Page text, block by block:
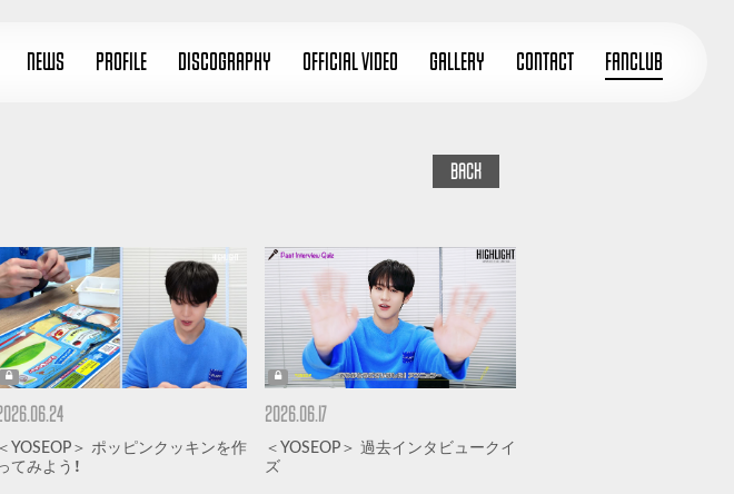
NEWS PROFILE DISCOGRAPHY OFFICIAL VIDEO GALLERY CONTACT FANCLUB
BACK
＜YOSEOP＞ ポッピンクッキンを作
てみよう！
2026.06.17
＜YOSEOP＞ 過去インタビュークイ
ズ